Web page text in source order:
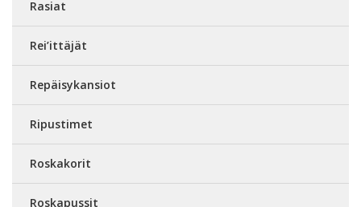
Rasiat
Rei’ittäjät
Repäisykansiot
Ripustimet
Roskakorit
Roskapussit